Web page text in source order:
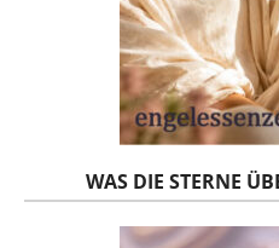
WAS DIE STERNE